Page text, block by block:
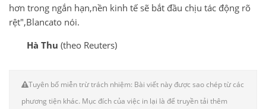
hơn trong ngắn hạn,nền kinh tế sẽ bắt đầu chịu tác động rõ
rệt",Blancato nói.
Hà Thu (theo Reuters)
Tuyên bố miễn trừ trách nhiệm: Bài viết này được sao chép từ các
phương tiện khác. Mục đích của việc in lại là để truyền tải thêm